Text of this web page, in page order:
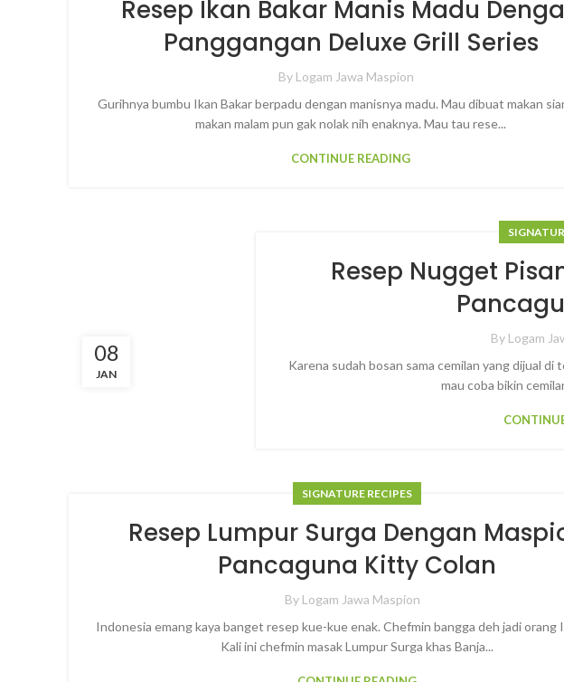
Resep Ikan Bakar Manis Madu
Panggangan Deluxe Grill Series
By Logam Jawa Maspion
Gurihnya bumbu Ikan Bakar berpadu dengan manisnya madu. Mau dibuat makan
makan malam pun gak nolak nih enaknya. Mau tau rese...
CONTINUE READING
08
JAN
Resep Nugget
By Logam
Karena sudah bosan sama cemilan yang dijual
mau coba bikin
SIGNATURE RECIPES
Resep Lumpur Surga Dengan
Pancaguna Kitty Colan
By Logam Jawa Maspion
Indonesia emang kaya banget resep kue-kue enak. Chefmin bangga deh jadi orang
Kali ini chefmin masak Lumpur Surga khas Banja...